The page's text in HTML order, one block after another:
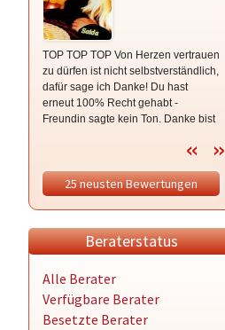
TOP TOP TOP Von Herzen vertrauen
zu dürfen ist nicht selbstverständlich,
dafür sage ich Danke! Du hast
erneut 100% Recht gehabt -
Freundin sagte kein Ton. Danke bist
einfühlsam, mit dem nötigen Zack ;-)
25 neusten Bewertungen
Beraterstatus
Alle Berater
Verfügbare Berater
Besetzte Berater